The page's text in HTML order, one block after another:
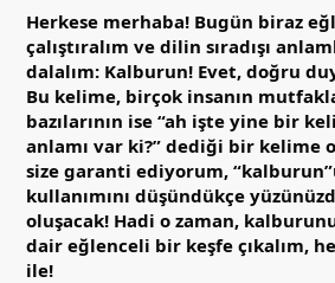
Herkese merhaba! Bugün biraz
çalıştıralım ve dilin sıradışı
dalalım: Kalburun! Evet, doğru
Bu kelime, birçok insanın
bazılarının ise “ah işte yine bir
anlamı var ki?” dediği bir kelime
size garanti ediyorum,
kullanımını düşündükçe
oluşacak! Hadi o zaman,
dair eğlenceli bir keşfe çıkalım,
ile!